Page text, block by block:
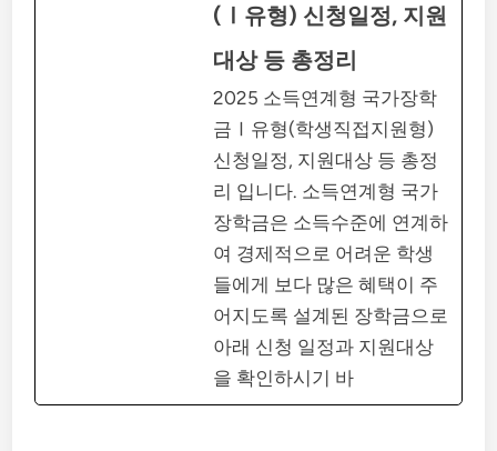
(Ⅰ유형) 신청일정, 지원
대상 등 총정리
2025 소득연계형 국가장학
금Ⅰ유형(학생직접지원형)
신청일정, 지원대상 등 총정
리 입니다. 소득연계형 국가
장학금은 소득수준에 연계하
여 경제적으로 어려운 학생
들에게 보다 많은 혜택이 주
어지도록 설계된 장학금으로
아래 신청 일정과 지원대상
을 확인하시기 바